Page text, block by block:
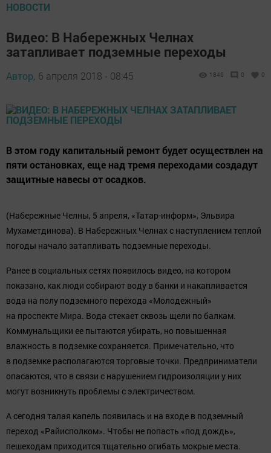
НОВОСТИ
Видео: В Набережных Челнах
затапливает подземные переходы
Автор, 6 апреля 2018 - 08:45 1846 0 0
В этом году капитальный ремонт будет осуществлен на
пяти остановках, еще над тремя переходами создадут
защитные навесы от осадков.
(Набережные Челны, 5 апреля, «Татар-информ», Эльвира
Мухаметдинова). В Набережных Челнах с наступлением теплой
погоды начало затапливать подземные переходы.
Ранее в социальных сетях появилось видео, на котором
показано, как люди собирают воду в банки и накапливается
вода на полу подземного перехода «Молодежный»
на проспекте Мира. Вода стекает сквозь щели по балкам.
Коммунальщики ее пытаются убирать, но повышенная
влажность в подземке сохраняется. Примечательно, что
в подземке располагаются торговые точки. Предприниматели
опасаются, что в связи с нарушением гидроизоляции у них
могут возникнуть проблемы с электричеством.
А сегодня талая капель появилась и на входе в подземный
переход «Райисполком». Чтобы не попасть «под дождь»,
пешеходам приходится тщательно огибать мокрые места.